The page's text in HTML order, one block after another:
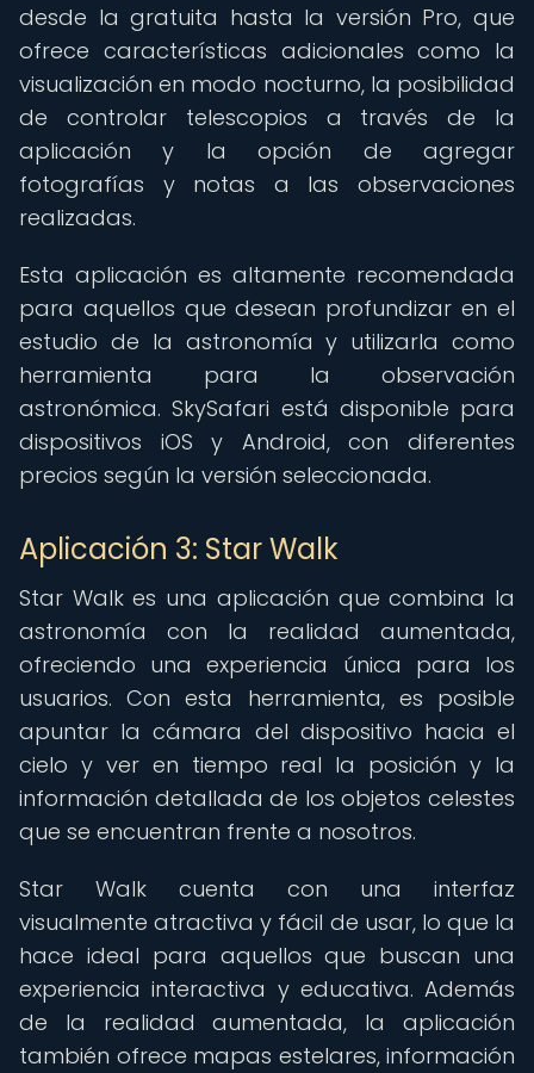
desde la gratuita hasta la versión Pro, que
ofrece características adicionales como la
visualización en modo nocturno, la posibilidad
de controlar telescopios a través de la
aplicación y la opción de agregar
fotografías y notas a las observaciones
realizadas.
Esta aplicación es altamente recomendada
para aquellos que desean profundizar en el
estudio de la astronomía y utilizarla como
herramienta para la observación
astronómica. SkySafari está disponible para
dispositivos iOS y Android, con diferentes
precios según la versión seleccionada.
Aplicación 3: Star Walk
Star Walk es una aplicación que combina la
astronomía con la realidad aumentada,
ofreciendo una experiencia única para los
usuarios. Con esta herramienta, es posible
apuntar la cámara del dispositivo hacia el
cielo y ver en tiempo real la posición y la
información detallada de los objetos celestes
que se encuentran frente a nosotros.
Star Walk cuenta con una interfaz
visualmente atractiva y fácil de usar, lo que la
hace ideal para aquellos que buscan una
experiencia interactiva y educativa. Además
de la realidad aumentada, la aplicación
también ofrece mapas estelares, información